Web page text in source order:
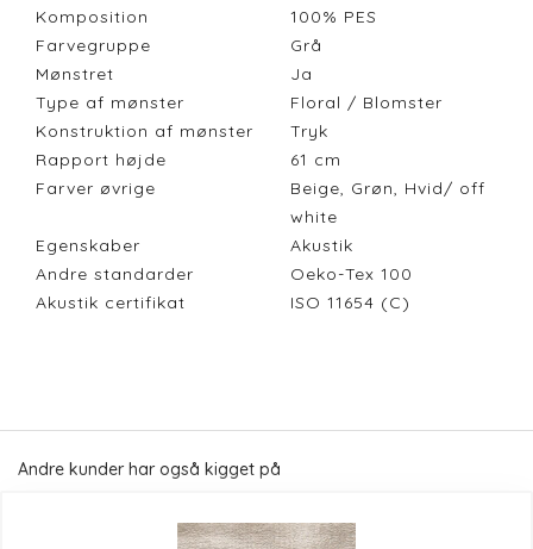
Komposition
100% PES
Farvegruppe
Grå
Mønstret
Ja
Type af mønster
Floral / Blomster
Konstruktion af mønster
Tryk
Rapport højde
61 cm
Farver øvrige
Beige, Grøn, Hvid/ off
white
Egenskaber
Akustik
Andre standarder
Oeko-Tex 100
Akustik certifikat
ISO 11654 (C)
Andre kunder har også kigget på